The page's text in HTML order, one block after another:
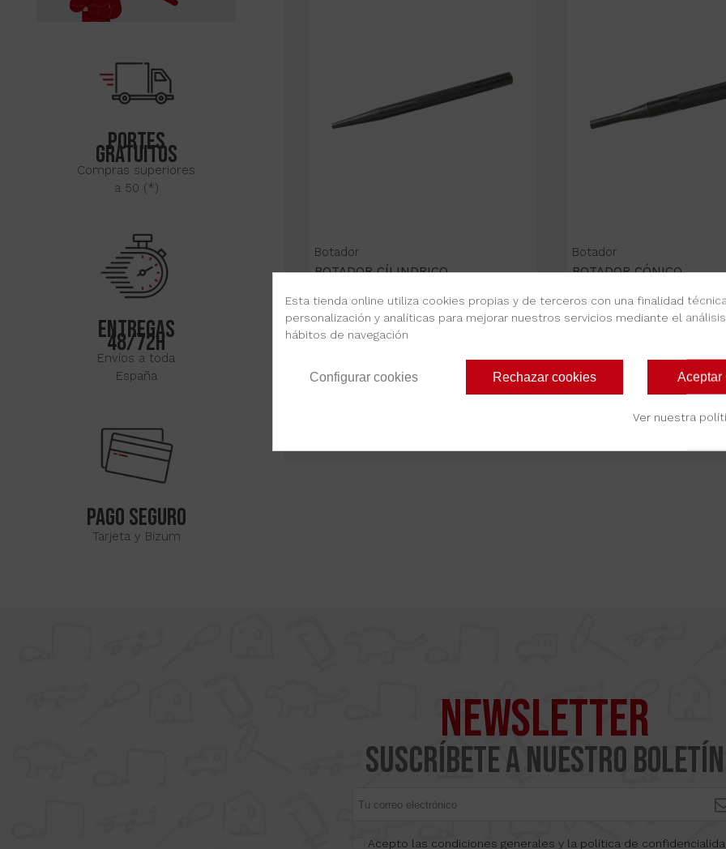
Portes
gratuitos
Compras superiores
a 50 (*)
ENTREGAS
48/72H
Envíos a toda
España
PAGO SEGURO
Tarjeta y Bizum
Botador
BOTADOR CÍLINDRICO
4,60 €
Ver más
Botador
BOTADOR CÓNICO
Ver más
NEWSLETTER
Suscríbete a nuestro boletín
Acepto las condiciones generales y la política de
Esta tienda online utiliza cookies propias y de terceros con una finalidad
personalización y analíticas para mejorar nuestros servicios mediante el
hábitos de navegación
Aceptar
Rechazar cookies
Configurar cookies
Ver nuestra